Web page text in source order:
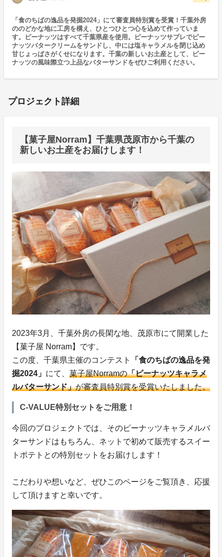
「食のちばの逸品を発掘2024」にて審査員特別賞を受賞！千葉外房
ののどかな地に工房を構え、ひとつひとつ心を込めて作っていま
す。ピーナッツはすべて千葉県産を使用。ピーナッツサブレでピー
ナッツバタークリームをサンドし、中には塩キャラメルを閉じ込め
甘じょっぱさがくせになります。千葉の新しいお土産として、ピー
ナッツの風味際立つ上品なバターサンドをぜひご利用ください。
プロジェクト詳細
【菓子屋Norram】千葉県茂原市から千葉の
新しいお土産をお届けします！
2023年3月、千葉外房の長閑な地、茂原市にて開業した
【菓子屋 Norram】です。
この度、千葉県主催のコンテスト
「食のちばの逸品を発
掘2024」 にて、 菓子屋Norramの「ピーナッツキャラメ
ルバターサンド」が審査員特別賞を受賞いたしました。
C-VALUE特別セットをご用意！
今回のプロジェクトでは、そのピーナッツキャラメルバ
ターサンドはもちろん、ネットで初めて販売するスイー
トポテトとの特別セットをお届けします！
こだわりや想いなど、ぜひこのページをご覧頂き、応援
して頂けますと幸いです。